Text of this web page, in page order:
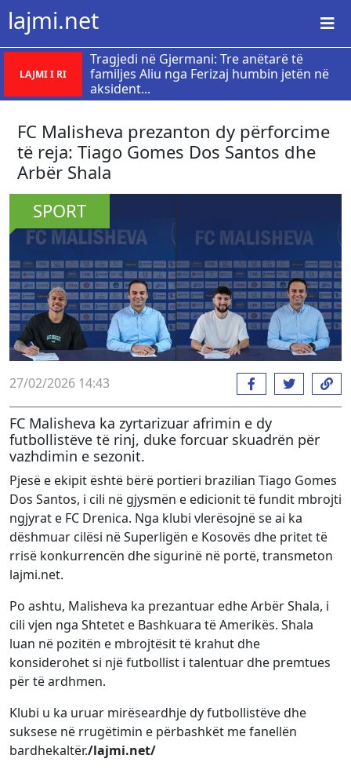
lajmi.net
LAJMI I RI
Tragjedi në Gjermani: Tre anëtarë të
familjes Aliu nga Ferizaj humbin jetën në
aksident...
FC Malisheva prezanton dy përforcime
të reja: Tiago Gomes Dos Santos dhe
Arbër Shala
SPORT
27/02/2026 14:43
FC Malisheva ka zyrtarizuar afrimin e dy
futbollistëve të rinj, duke forcuar skuadrën për
vazhdimin e sezonit.
Pjesë e ekipit është bërë portieri brazilian Tiago Gomes
Dos Santos, i cili në gjysmën e edicionit të fundit mbrojti
ngjyrat e FC Drenica. Nga klubi vlerësojnë se ai ka
dëshmuar cilësi në Superligën e Kosovës dhe pritet të
rrisë konkurrencën dhe sigurinë në portë, transmeton
lajmi.net.
Po ashtu, Malisheva ka prezantuar edheArbër Shala, i
cili vjen nga Shtetet e Bashkuara të Amerikës. Shala
luan në pozitën e mbrojtësit të krahut dhe
konsiderohet si një futbollist i talentuar dhe premtues
për të ardhmen.
Klubi u ka uruar mirëseardhje dy futbollistëve dhe
suksese në rrugëtimin e përbashkët me fanellën
bardhekaltër./lajmi.net/